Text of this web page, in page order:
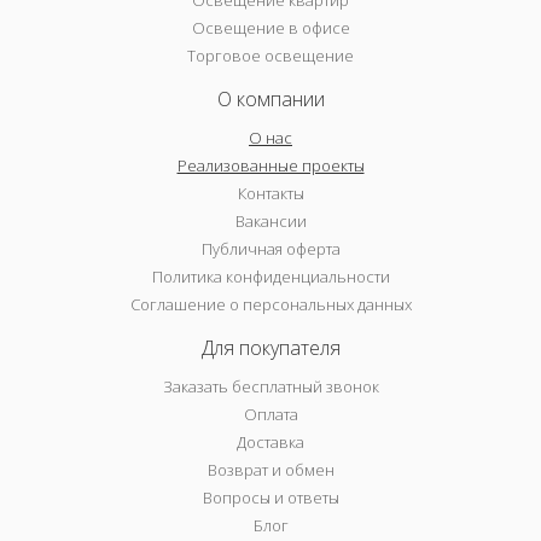
Освещение в офисе
Торговое освещение
О компании
О нас
Реализованные проекты
Контакты
Вакансии
Публичная оферта
Политика конфиденциальности
Соглашение о персональных данных
Для покупателя
Заказать бесплатный звонок
Оплата
Доставка
Возврат и обмен
Вопросы и ответы
Блог